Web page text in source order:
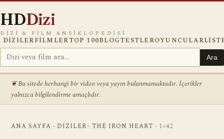
HDDizi
DIZI & FILM ANSIKLOPEDISI
DIZILERFILMLERTOP 100BLOGTESTLEROYUNCULAR
Ara
Bu sitede herhangi bir video veya yayın bulunmamaktadır. İçerikler
yalnızca bilgilendirme amaçlıdır.
ANA SAYFA › DIZILER › THE IRON HEART › 1×42